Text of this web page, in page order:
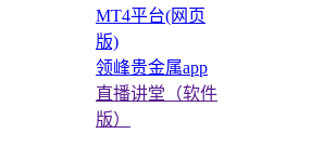
MT4平台(网页
版)
领峰贵金属app
直播讲堂（软件
版）